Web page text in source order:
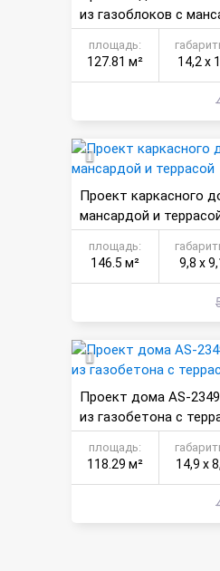
из газоблоков с
й
площадь:
127.81 м² 14,2 х
Проект каркасного
мансардой и
площадь:
146.5 м² 9,8 х
Проект дома AS-
из газобетона с
площадь:
118.29 м² 14,9 х